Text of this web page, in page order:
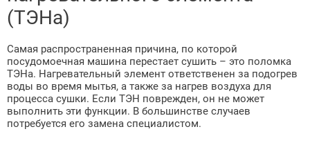
(ТЭНа)
Самая распространенная причина, по которой
посудомоечная машина перестает сушить – это поломка
ТЭНа. Нагревательный элемент ответственен за подогрев
воды во время мытья, а также за нагрев воздуха для
процесса сушки. Если ТЭН поврежден, он не может
выполнить эти функции. В большинстве случаев
потребуется его замена специалистом.